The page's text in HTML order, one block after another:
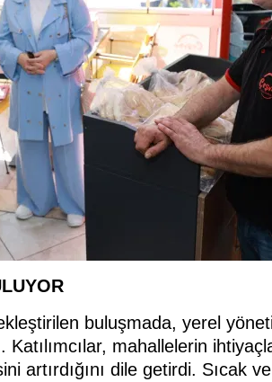
buluşmada, yerel
Katılımcılar, mahallelerin
artırdığını dile getirdi. Sıcak